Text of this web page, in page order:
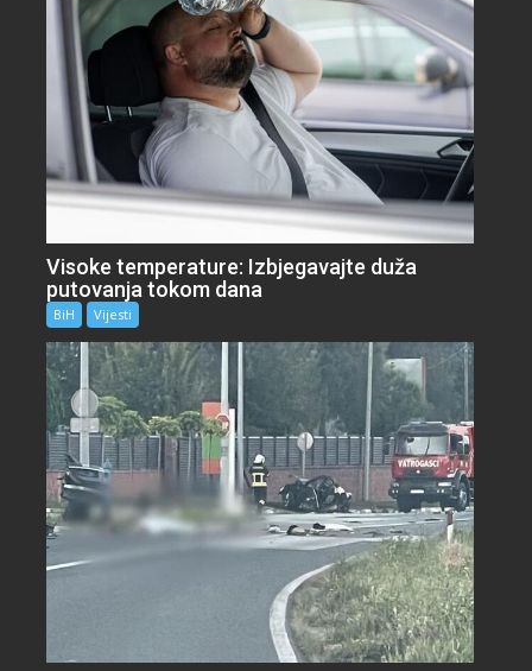
Visoke temperature: Izbjegavajte duža
putovanja tokom dana
BiH Vijesti